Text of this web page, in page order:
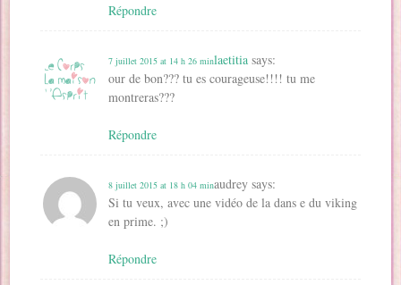
Répondre
laetitia says:
7 juillet 2015 at 14 h 26 min
our de bon??? tu es courageuse!!!! tu me
montreras???
Répondre
audrey says:
8 juillet 2015 at 18 h 04 min
Si tu veux, avec une vidéo de la dans e du viking
en prime. ;)
Répondre